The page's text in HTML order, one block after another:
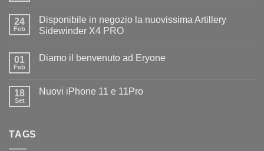
Diamo
il
benvenuto
24
Feb
Disponibile in negozio la nuovissima Artillery
Sidewinder X4 PRO
su
la
nuovissima
01
Feb
Diamo il benvenuto ad Eryone
Diamo
18
Set
Nuovi iPhone 11 e 11Pro
TAGS